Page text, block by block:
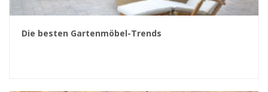
Die besten Gartenmöbel-Trends